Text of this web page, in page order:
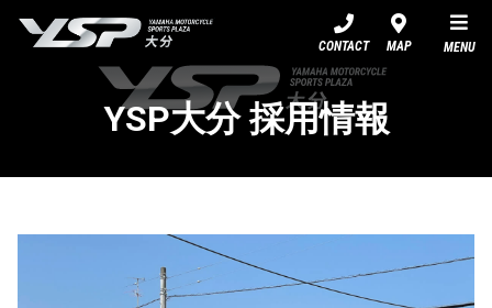
CONTACT MAP MENU
YSP大分 採用情報